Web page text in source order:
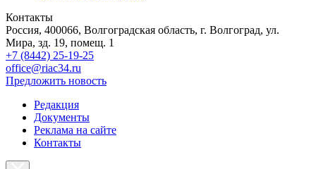
Контакты
Россия, 400066, Волгоградская область, г. Волгоград, ул.
Мира, зд. 19, помещ. 1
+7 (8442) 25-19-25
office@riac34.ru
Предложить новость
Редакция
Документы
Реклама на сайте
Контакты